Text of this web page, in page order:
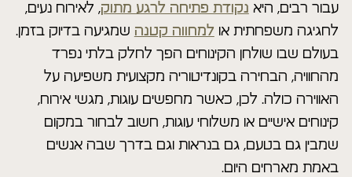
עבור רבים, היא נקודת פתיחה לרגע מתוק, לאירוח נעים,
לחגיגה משפחתית או למחווה קטנה שמגיעה בדיוק בזמן.
בעולם שבו שולחן הקינוחים הפך לחלק בלתי נפרד
מהחוויה, הבחירה בקונדיטוריה מקצועית משפיעה על
האווירה כולה. לכן, כאשר מחפשים עוגות, מגשי אירוח,
קינוחים אישיים או משלוחי עוגות, חשוב לבחור במקום
שמבין גם בטעם, גם בנראות וגם בדרך שבה אנשים
באמת מארחים היום.